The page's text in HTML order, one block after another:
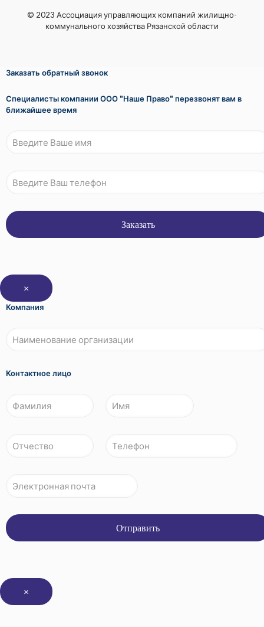
© 2023 Ассоциация управляющих компаний жилищно-
коммунального хозяйства Рязанской области
Заказать обратный звонок
Специалисты компании ООО "Наше Право" перезвонят вам в
ближайшее время
×
Компания
Контактное лицо
×